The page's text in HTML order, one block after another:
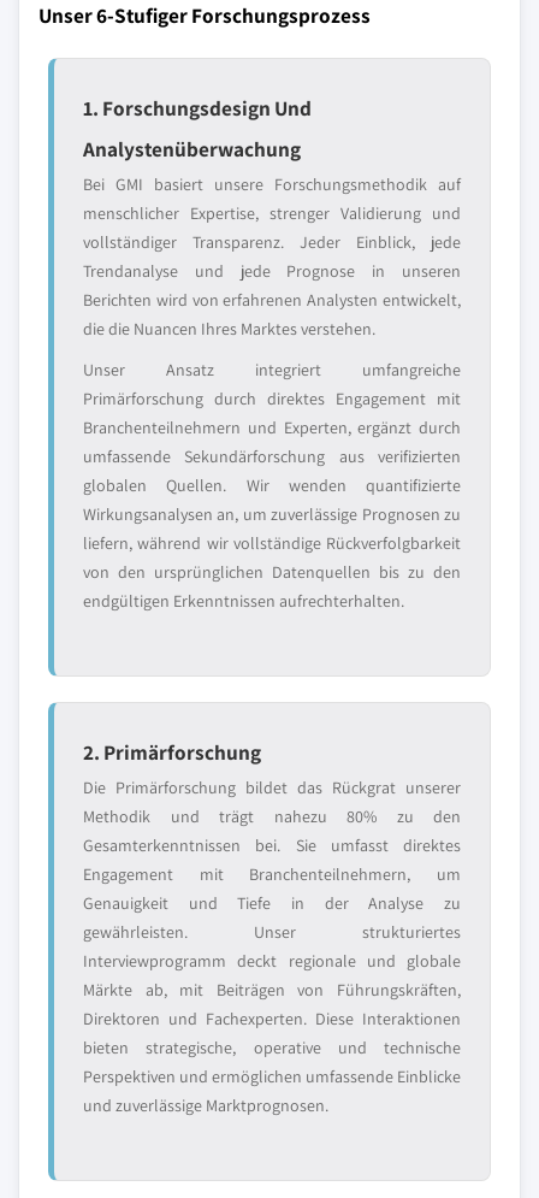
Unser 6-Stufiger Forschungsprozess
1. Forschungsdesign Und
Analystenüberwachung
Bei GMI basiert unsere Forschungsmethodik auf
menschlicher Expertise, strenger Validierung und
vollständiger Transparenz. Jeder Einblick, jede
Trendanalyse und jede Prognose in unseren
Berichten wird von erfahrenen Analysten entwickelt,
die die Nuancen Ihres Marktes verstehen.
Unser Ansatz integriert umfangreiche
Primärforschung durch direktes Engagement mit
Branchenteilnehmern und Experten, ergänzt durch
umfassende Sekundärforschung aus verifizierten
globalen Quellen. Wir wenden quantifizierte
Wirkungsanalysen an, um zuverlässige Prognosen zu
liefern, während wir vollständige Rückverfolgbarkeit
von den ursprünglichen Datenquellen bis zu den
endgültigen Erkenntnissen aufrechterhalten.
2. Primärforschung
Die Primärforschung bildet das Rückgrat unserer
Methodik und trägt nahezu 80% zu den
Gesamterkenntnissen bei. Sie umfasst direktes
Engagement mit Branchenteilnehmern, um
Genauigkeit und Tiefe in der Analyse zu
gewährleisten. Unser strukturiertes
Interviewprogramm deckt regionale und globale
Märkte ab, mit Beiträgen von Führungskräften,
Direktoren und Fachexperten. Diese Interaktionen
bieten strategische, operative und technische
Perspektiven und ermöglichen umfassende Einblicke
und zuverlässige Marktprognosen.